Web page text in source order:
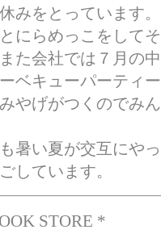
みをとっています
にらめっこをして
た会社では７月の
ベキューパーティ
やげがつくのでみ
暑い夏が交互にや
しています。
STORE *